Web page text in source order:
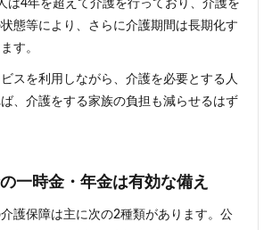
は4年を超えて介護を行っており、介護を
態等により、さらに介護期間は長期化す
す。
スを利用しながら、介護を必要とする人
、介護をする家族の負担も減らせるはず
一時金・年金は有効な備え
護保障は主に次の2種類があります。公